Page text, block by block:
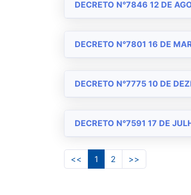
DECRETO N°7846 12 DE
DECRETO N°7801 16 DE
DECRETO N°7775 10 DE
DECRETO N°7591 17 DE
<< 1 2 >>